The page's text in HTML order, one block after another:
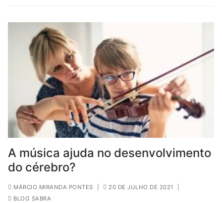
A música ajuda no desenvolvimento
do cérebro?
MÁRCIO MIRANDA PONTES 20 DE JULHO DE 2021
BLOG SABRA